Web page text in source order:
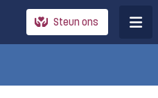
Steun ons